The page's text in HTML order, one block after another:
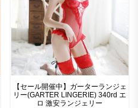
【セール開催中】ガーターランジェ
リー(GARTER LINGERIE) 340rd エ
ロ 激安ランジェリー